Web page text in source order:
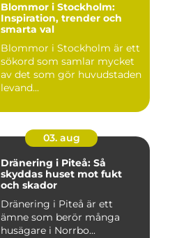
Blommor i Stockholm:
Inspiration, trender och
smarta val
Blommor i Stockholm är ett
sökord som samlar mycket
av det som gör huvudstaden
levand...
03. aug
Dränering i Piteå: Så
skyddas huset mot fukt
och skador
Dränering i Piteå är ett
ämne som berör många
husägare i Norrbo...